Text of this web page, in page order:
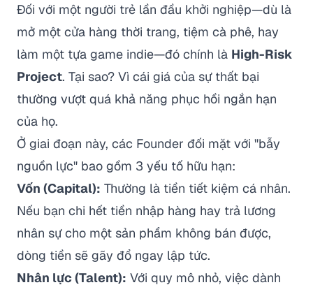
Đối với một người trẻ lần đầu khởi nghiệp—dù là
mở một cửa hàng thời trang, tiệm cà phê, hay
làm một tựa game indie—đó chính là High-Risk
Project. Tại sao? Vì cái giá của sự thất bại
thường vượt quá khả năng phục hồi ngắn hạn
của họ.
Ở giai đoạn này, các Founder đối mặt với "bẫy
nguồn lực" bao gồm 3 yếu tố hữu hạn:
Vốn (Capital): Thường là tiền tiết kiệm cá nhân.
Nếu bạn chi hết tiền nhập hàng hay trả lương
nhân sự cho một sản phẩm không bán được,
dòng tiền sẽ gãy đổ ngay lập tức.
Nhân lực (Talent): Với quy mô nhỏ, việc dành